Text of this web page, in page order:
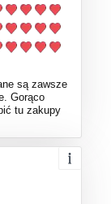
są zawsze
Gorąco
tu zakupy